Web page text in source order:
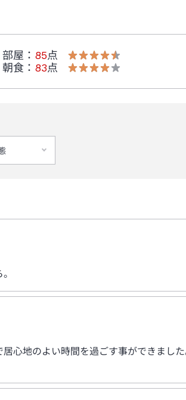
補修工事を実施いたします。
部屋 ： 85点
朝食 ： 83点
心地のよい時間を過ごす事ができまし